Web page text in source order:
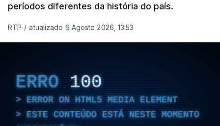
períodos diferentes da história do país.
RTP / atualizado 6 Agosto 2026, 13:53
ERRO 100
ERROR ON HTML5 MEDIA ELEMENT
ESTE CONTEÚDO ESTÁ NESTE MOMENTO